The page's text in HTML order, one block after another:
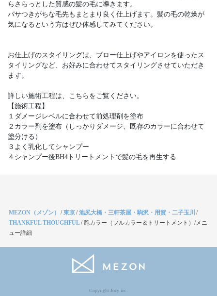
らさらっとした質感の髪の毛に導きます。
パサつきがちな毛先もまとまり良く仕上げます。髪の毛の乾燥が
気になるという方はぜひ体感してみてください。
お仕上げのスタイリングは、ブロー仕上げやアイロンを使ったス
タイリングなど、お好みに合わせてスタイリングさせていただき
ます。
詳しい施術工程は、こちらをご覧ください。
【施術工程】
１ダメージレベルに合わせて前処理剤を塗布
２カラー剤を塗布（しっかりダメージ、既存のカラーに合わせて
塗分ける）
３よく乳化してシャンプー
４シャンプー後BH4トリートメントで髪の毛を再生する
MEZON（メゾン） /東京/池尻大橋・三軒茶屋・駒沢・用賀・二子玉川 /
THANKFUL THOUGHFUL/艶カラー（フルカラー＆トリートメント）/メニ
ュー詳細
Copyright Jocy inc.